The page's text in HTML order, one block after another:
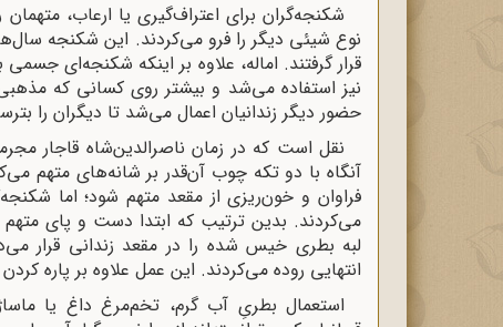
شکنجه‌گران برای اعتراف‌گیری یا ارعاب،
نوع شیئی دیگر را فرو می‌کردند. این شکنجه
قرار گرفتند. اماله، علاوه بر اینکه شکنجه‌ای
نیز استفاده می‌شد و بیشتر روی کسانی که
حضور دیگر زندانیان اعمال می‌شد تا دیگران را
نقل است که در زمان ناصرالدین‌شاه قاجار
آنگاه با دو تکه چوب آن‌قدر بر شانه‌های متهم
فراوان و خون‌ریزی از مقعد متهم شود؛ اما
می‌کردند. بدین ترتیب که ابتدا دست و پای متهم
لبه بطری خیس شده را در مقعد زندانی
انتهایی روده می‌کردند. این عمل علاوه بر پاره
استعمال بطریِ آب گرم، تخم‌مرغ داغ یا